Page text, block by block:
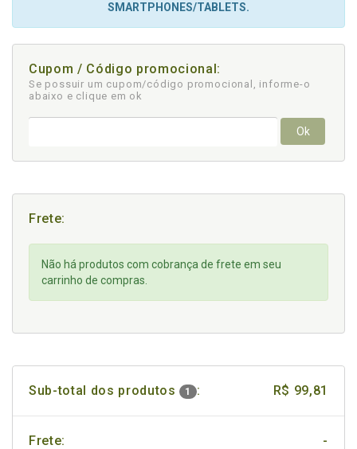
SMARTPHONES/TABLETS.
Cupom / Código promocional:
Se possuir um cupom/código promocional, informe-o
abaixo e clique em ok
Ok
Frete:
Não há produtos com cobrança de frete em seu
carrinho de compras.
Sub-total dos produtos 1 : R$ 99,81
Frete: -